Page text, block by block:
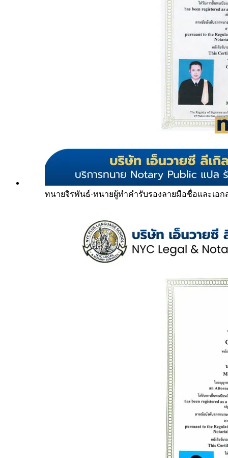
ทนายจิรพันธ์·ทนายผู้ทำคำรับรองลายมือชื่อและเอก